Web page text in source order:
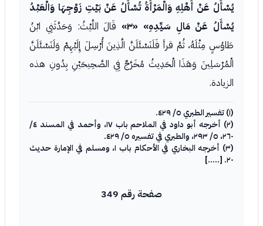
يُسْأَلُ عَنْ أَهْلِهِ وَالْمَرْأَةُ تُسْأَلُ عَنْ بَيْتِ زَوْجِهَا وَالْعَبْدُ
يُسْأَلُ عَنْ مَالِ سَيِّدِهِ» «٣»
قَالَ اللَّيْثُ: وَحَدَّثَنِي ابْنُ
طَاوُسٍ مِثْلَهُ، ثُمَّ قرأ فَلَنَسْئَلَنَّ الَّذِينَ أُرْسِلَ إِلَيْهِمْ وَلَنَسْئَلَنَّ
الْمُرْسَلِينَ وَهَذَا الْحَدِيثُ مُخَرَّجٌ فِي الصَّحِيحَيْنِ بِدُونِ هذه
الزيادة.
(١) تفسير الطبري ٥/ ٤٢٩.
(٢) أخرجه أبو داود في الملاحم باب ١٧، وأحمد في المسند ٤/
٢٦٠، ٥/ ٢٩٣، والطبري في تفسيره ٥/ ٤٢٩.
(٣) أخرجه البخاري في الأحكام باب ١، ومسلم في الإمارة حديث
٢٠. [.....]
صفحة رقم 349